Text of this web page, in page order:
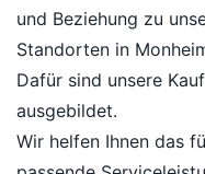
und Beziehung zu
Standorten in
Dafür sind unsere
ausgebildet.
Wir helfen Ihnen das